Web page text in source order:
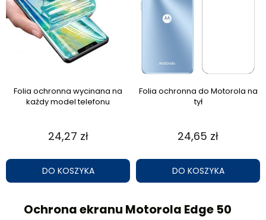
Folia ochronna wycinana na
każdy model telefonu
24,27 zł
DO KOSZYKA
Folia ochronna do Motorola na
tył
24,65 zł
DO KOSZYKA
Ochrona ekranu Motorola Edge 50